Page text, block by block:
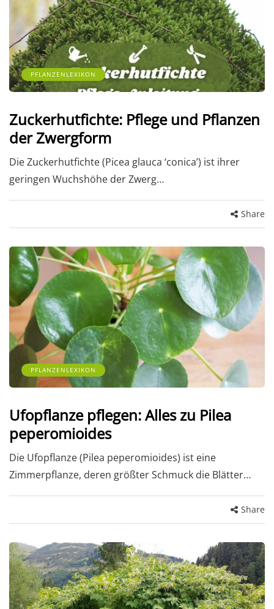
PFLANZENLEXIKON
Zuckerhutfichte: Pflege und Pflanzen
der Zwergform
Die Zuckerhutfichte (Picea glauca ‘conica’) ist ihrer
geringen Wuchshöhe der Zwerg…
Share
PFLANZENLEXIKON
Ufopflanze pflegen: Alles zu Pilea
peperomioides
Die Ufopflanze (Pilea peperomioides) ist eine
Zimmerpflanze, deren größter Schmuck die Blätter…
Share